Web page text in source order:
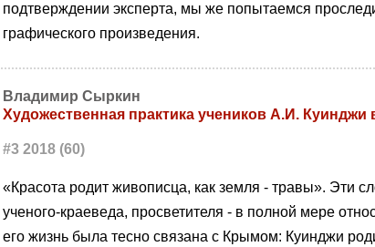
подтверждении эксперта, мы же попытаемся
графического произведения.
Владимир Сыркин
Художественная практика учеников А.И.
#3 2018 (60)
«Красота родит живописца, как земля - травы». Эти
ученого-краеведа, просветителя - в полной мере
его жизнь была тесно связана с Крымом: Куинджи